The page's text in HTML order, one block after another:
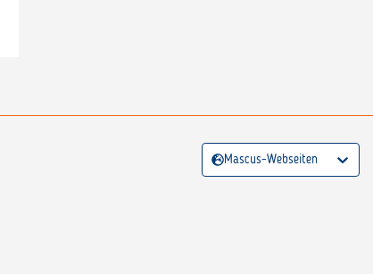
Mascus-Webseiten